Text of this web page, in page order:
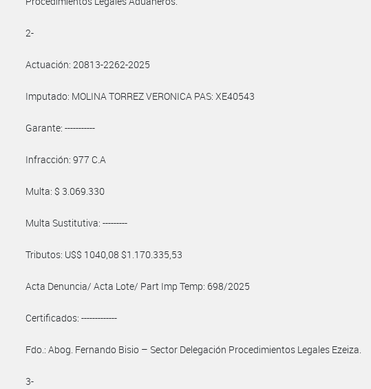
2-
Actuación: 20813-2262-2025
Imputado: MOLINA TORREZ VERONICA PAS: XE40543
Garante: -----------
Infracción: 977 C.A
Multa: $ 3.069.330
Multa Sustitutiva: ---------
Tributos: U$$ 1040,08 $1.170.335,53
Acta Denuncia/ Acta Lote/ Part Imp Temp: 698/2025
Certificados: -------------
Fdo.: Abog. Fernando Bisio – Sector Delegación Procedimientos Legales Ezeiza.
3-